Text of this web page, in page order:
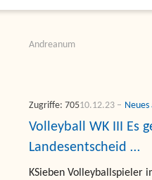
Andreanum
Volleyball WK III Es
Landesentscheid …
KSieben Volleyballspieler
Neues
10.12.23
Zugriffe: 705